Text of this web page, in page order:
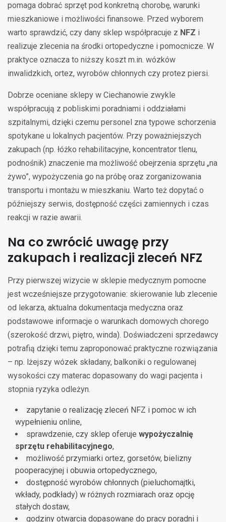
pomaga dobrać sprzęt pod konkretną chorobę, warunki
mieszkaniowe i możliwości finansowe. Przed wyborem
warto sprawdzić, czy dany sklep współpracuje z NFZ i
realizuje zlecenia na środki ortopedyczne i pomocnicze. W
praktyce oznacza to niższy koszt m.in. wózków
inwalidzkich, ortez, wyrobów chłonnych czy protez piersi.
Dobrze oceniane sklepy w Ciechanowie zwykle
współpracują z pobliskimi poradniami i oddziałami
szpitalnymi, dzięki czemu personel zna typowe schorzenia
spotykane u lokalnych pacjentów. Przy poważniejszych
zakupach (np. łóżko rehabilitacyjne, koncentrator tlenu,
podnośnik) znaczenie ma możliwość obejrzenia sprzętu „na
żywo”, wypożyczenia go na próbę oraz zorganizowania
transportu i montażu w mieszkaniu. Warto też dopytać o
późniejszy serwis, dostępność części zamiennych i czas
reakcji w razie awarii.
Na co zwrócić uwagę przy
zakupach i realizacji zleceń NFZ
Przy pierwszej wizycie w sklepie medycznym pomocne
jest wcześniejsze przygotowanie: skierowanie lub zlecenie
od lekarza, aktualna dokumentacja medyczna oraz
podstawowe informacje o warunkach domowych chorego
(szerokość drzwi, piętro, winda). Doświadczeni sprzedawcy
potrafią dzięki temu zaproponować praktyczne rozwiązania
– np. lżejszy wózek składany, balkoniki o regulowanej
wysokości czy materac dopasowany do wagi pacjenta i
stopnia ryzyka odleżyn.
zapytanie o realizację zleceń NFZ i pomoc w ich
wypełnieniu online,
sprawdzenie, czy sklep oferuje wypożyczalnię
sprzętu rehabilitacyjnego,
możliwość przymiarki ortez, gorsetów, bielizny
pooperacyjnej i obuwia ortopedycznego,
dostępność wyrobów chłonnych (pieluchomajtki,
wkłady, podkłady) w różnych rozmiarach oraz opcję
stałych dostaw,
godziny otwarcia dopasowane do pracy poradni i